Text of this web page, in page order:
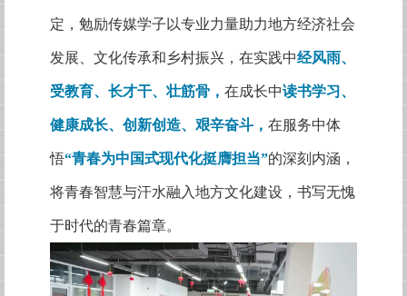
定，勉励传媒学子以专业力量助力地方经济社会
发展、文化传承和乡村振兴，在实践中经风雨、
受教育、长才干、壮筋骨， 在成长中读书学习、
健康成长、创新创造、艰辛奋斗， 在服务中体
悟“青春为中国式现代化挺膺担当”的深刻内涵，
将青春智慧与汗水融入地方文化建设，书写无愧
于时代的青春篇章。